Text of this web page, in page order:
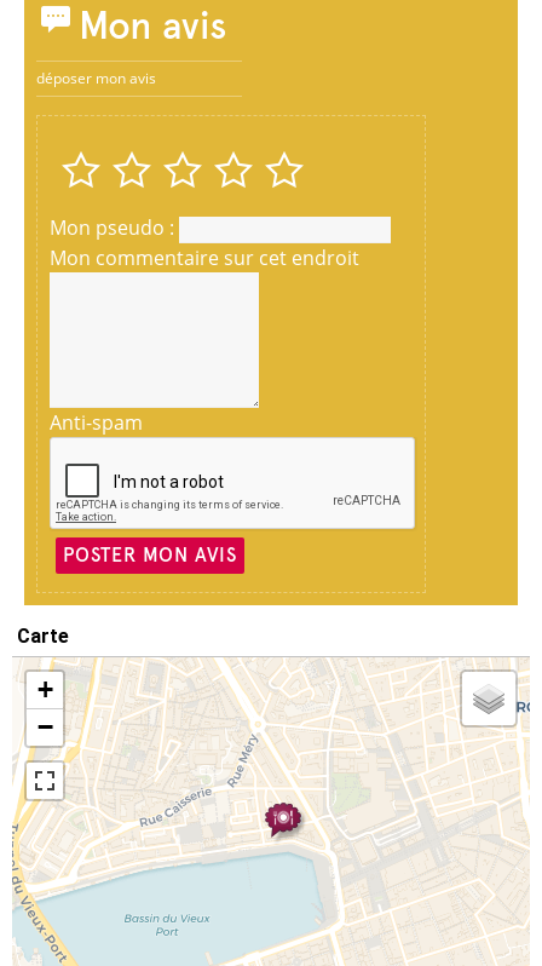
Mon avis
déposer mon avis
Mon pseudo :
Mon commentaire sur cet endroit
Anti-spam
POSTER MON AVIS
Carte
+
−